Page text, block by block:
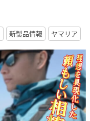
新製品情報 ヤマリア